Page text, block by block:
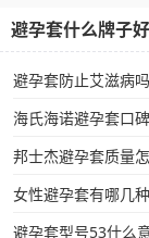
避孕套什么牌子
避孕套防止艾滋病
海氏海诺避孕套口碑
邦士杰避孕套质量
女性避孕套有哪几
避孕套型号53什么